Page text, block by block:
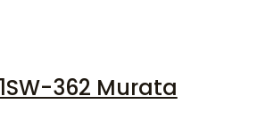
362 Murata